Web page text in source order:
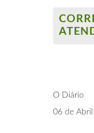
O Diário
06 de